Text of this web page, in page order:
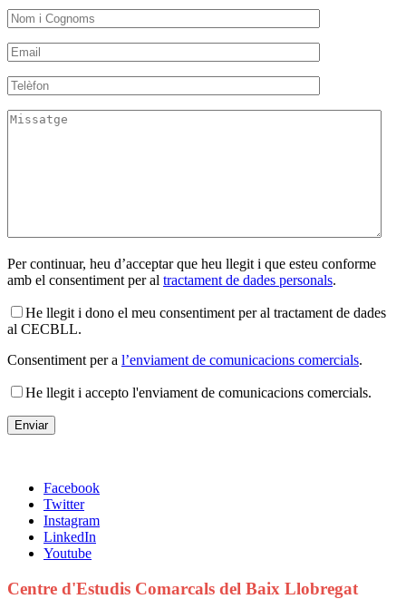
Per continuar, heu d’acceptar que heu llegit i que esteu conforme
amb el consentiment per al tractament de dades personals.
He llegit i dono el meu consentiment per al tractament de dades
al CECBLL.
Consentiment per a l’enviament de comunicacions comercials.
He llegit i accepto l'enviament de comunicacions comercials.
Facebook
Twitter
Instagram
LinkedIn
Youtube
Centre d'Estudis Comarcals del Baix Llobregat